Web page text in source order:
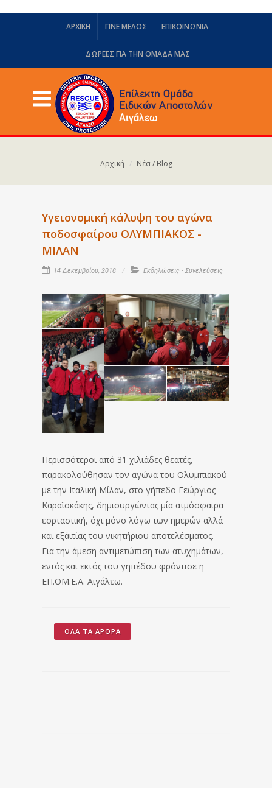
ΑΡΧΙΚΗ ΓΙΝΕ ΜΕΛΟΣ ΕΠΙΚΟΙΝΩΝΙΑ
ΔΩΡΕΈΣ ΓΙΑ ΤΗΝ ΟΜΆΔΑ ΜΑΣ
Αρχική Νέα / Blog
Υγειονομική κάλυψη του αγώνα
ποδοσφαίρου ΟΛΥΜΠΙΑΚΟΣ -
ΜΙΛΑΝ
14 Δεκεμβρίου, 2018 Εκδηλώσεις - Συνελεύσεις
Περισσότεροι από 31 χιλιάδες θεατές,
παρακολούθησαν τον αγώνα του Ολυμπιακού
με την Ιταλική Μίλαν, στο γήπεδο Γεώργιος
Καραϊσκάκης, δημιουργώντας μία ατμόσφαιρα
εορταστική, όχι μόνο λόγω των ημερών αλλά
και εξ΄αιτίας του νικητήριου αποτελέσματος.
Για την άμεση αντιμετώπιση των ατυχημάτων,
εντός και εκτός του γηπέδου φρόντισε η
ΕΠ.ΟΜ.Ε.Α. Αιγάλεω.
ΌΛΑ ΤΑ ΆΡΘΡΑ